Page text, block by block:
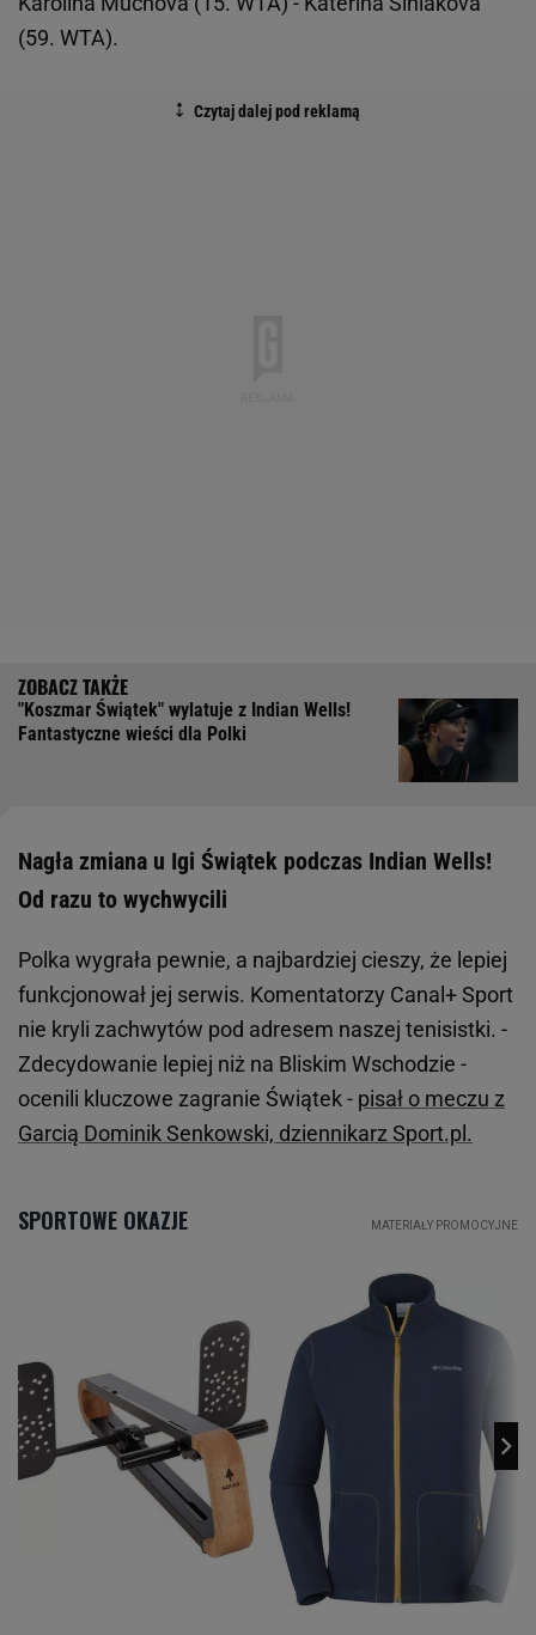
(59. WTA).
"Koszmar Świątek" wylatuje z Indian Wells!
Fantastyczne wieści dla Polki
Nagła zmiana u Igi Świątek podczas Indian Wells!
Od razu to wychwycili
Polka wygrała pewnie, a najbardziej cieszy, że lepiej
funkcjonował jej serwis. Komentatorzy Canal+ Sport
nie kryli zachwytów pod adresem naszej tenisistki. -
Zdecydowanie lepiej niż na Bliskim Wschodzie -
ocenili kluczowe zagranie Świątek - pisał o meczu z
Garcią Dominik Senkowski, dziennikarz Sport.pl.